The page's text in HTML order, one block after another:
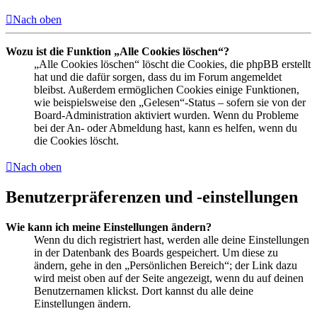
Nach oben
Wozu ist die Funktion „Alle Cookies löschen“?
„Alle Cookies löschen“ löscht die Cookies, die phpBB erstellt
hat und die dafür sorgen, dass du im Forum angemeldet
bleibst. Außerdem ermöglichen Cookies einige Funktionen,
wie beispielsweise den „Gelesen“-Status – sofern sie von der
Board-Administration aktiviert wurden. Wenn du Probleme
bei der An- oder Abmeldung hast, kann es helfen, wenn du
die Cookies löscht.
Nach oben
Benutzerpräferenzen und -einstellungen
Wie kann ich meine Einstellungen ändern?
Wenn du dich registriert hast, werden alle deine Einstellungen
in der Datenbank des Boards gespeichert. Um diese zu
ändern, gehe in den „Persönlichen Bereich“; der Link dazu
wird meist oben auf der Seite angezeigt, wenn du auf deinen
Benutzernamen klickst. Dort kannst du alle deine
Einstellungen ändern.